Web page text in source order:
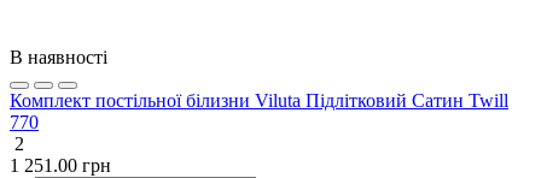
В наявності
Комплект постільної білизни Viluta Підлітковий Сатин Twill
770
2
1 251.00 грн